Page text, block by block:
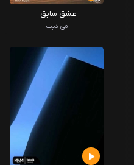
عشق سابق
امی دیپ